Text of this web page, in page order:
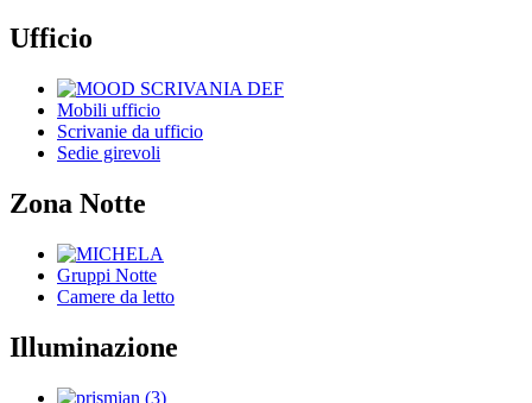
Ufficio
Mobili ufficio
Scrivanie da ufficio
Sedie girevoli
Zona Notte
Gruppi Notte
Camere da letto
Illuminazione